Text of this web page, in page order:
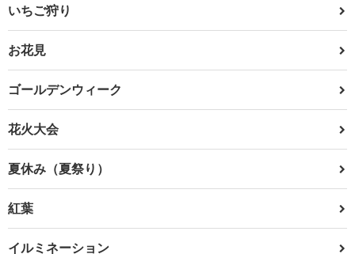
いちご狩り
お花見
ゴールデンウィーク
花火大会
夏休み（夏祭り）
紅葉
イルミネーション